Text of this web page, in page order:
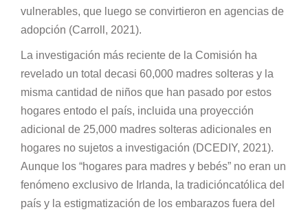
vulnerables, que luego se convirtieron en agencias de
adopción (Carroll, 2021).
La investigación más reciente de la Comisión ha
revelado un total decasi 60,000 madres solteras y la
misma cantidad de niños que han pasado por estos
hogares entodo el país, incluida una proyección
adicional de 25,000 madres solteras adicionales en
hogares no sujetos a investigación (DCEDIY, 2021).
Aunque los “hogares para madres y bebés” no eran un
fenómeno exclusivo de Irlanda, la tradicióncatólica del
país y la estigmatización de los embarazos fuera del